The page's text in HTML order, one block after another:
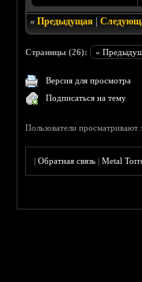
«Предыдущая |
Страницы (26): «
Версия для просмотра
Подписаться на тему
Пользователи просматривают
|Обратная связь |Metal